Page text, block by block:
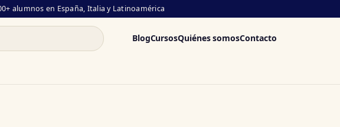
alumnos en España, Italia y Latinoamérica
BlogCursosQuiénes somosContacto